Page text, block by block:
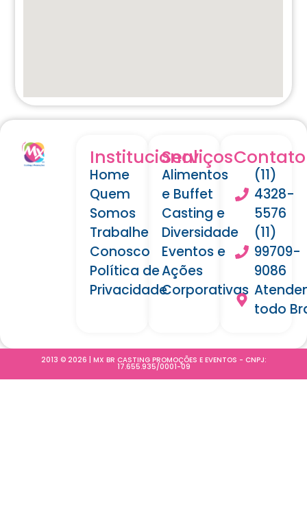
Institucional
Home
Quem
Somos
Trabalhe
Conosco
Política de
Privacidade
Serviços
Alimentos
e Buffet
Casting e
Diversidade
Eventos e
Ações
Corporativas
Contato
(11)
4328-
5576
(11)
99709-
9086
todo
2013 © 2026 | MX BR CASTING PROMOÇÕES E EVENTOS - CNPJ:
17.655.935/0001-09